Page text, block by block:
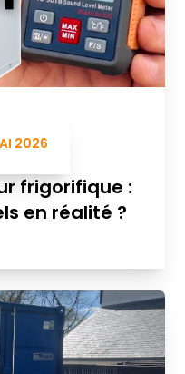
2026
frigorifique :
en réalité ?